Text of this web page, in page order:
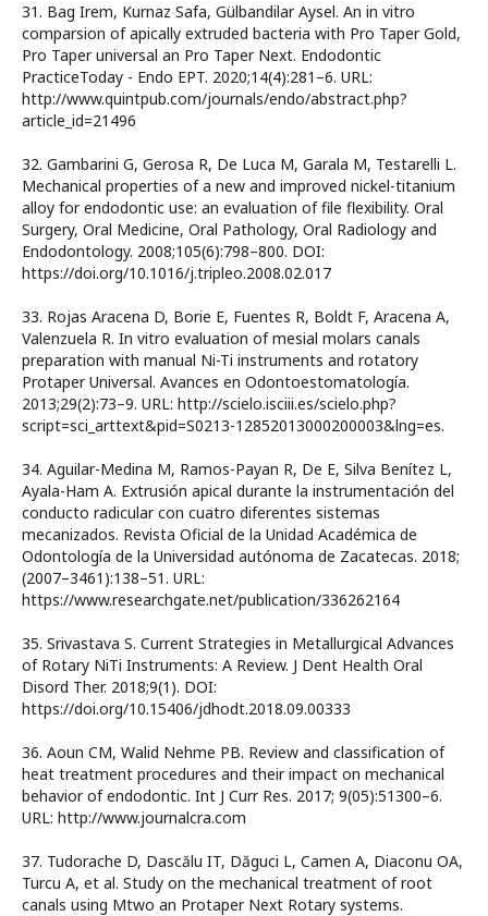
31. Bag Irem, Kurnaz Safa, Gülbandilar Aysel. An in vitro
comparsion of apically extruded bacteria with Pro Taper Gold,
Pro Taper universal an Pro Taper Next. Endodontic
PracticeToday - Endo EPT. 2020;14(4):281–6. URL:
http://www.quintpub.com/journals/endo/abstract.php?
article_id=21496
32. Gambarini G, Gerosa R, De Luca M, Garala M, Testarelli L.
Mechanical properties of a new and improved nickel-titanium
alloy for endodontic use: an evaluation of file flexibility. Oral
Surgery, Oral Medicine, Oral Pathology, Oral Radiology and
Endodontology. 2008;105(6):798–800. DOI:
https://doi.org/10.1016/j.tripleo.2008.02.017
33. Rojas Aracena D, Borie E, Fuentes R, Boldt F, Aracena A,
Valenzuela R. In vitro evaluation of mesial molars canals
preparation with manual Ni-Ti instruments and rotatory
Protaper Universal. Avances en Odontoestomatología.
2013;29(2):73–9. URL: http://scielo.isciii.es/scielo.php?
script=sci_arttext&pid=S0213-12852013000200003&lng=es.
34. Aguilar-Medina M, Ramos-Payan R, De E, Silva Benítez L,
Ayala-Ham A. Extrusión apical durante la instrumentación del
conducto radicular con cuatro diferentes sistemas
mecanizados. Revista Oficial de la Unidad Académica de
Odontología de la Universidad autónoma de Zacatecas. 2018;
(2007–3461):138–51. URL:
https://www.researchgate.net/publication/336262164
35. Srivastava S. Current Strategies in Metallurgical Advances
of Rotary NiTi Instruments: A Review. J Dent Health Oral
Disord Ther. 2018;9(1). DOI:
https://doi.org/10.15406/jdhodt.2018.09.00333
36. Aoun CM, Walid Nehme PB. Review and classification of
heat treatment procedures and their impact on mechanical
behavior of endodontic. Int J Curr Res. 2017; 9(05):51300–6.
URL: http://www.journalcra.com
37. Tudorache D, Dascălu IT, Dăguci L, Camen A, Diaconu OA,
Turcu A, et al. Study on the mechanical treatment of root
canals using Mtwo an Protaper Next Rotary systems.